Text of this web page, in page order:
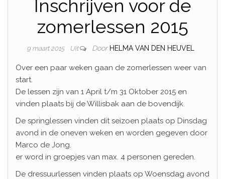
Inschrijven voor de
zomerlessen 2015
9 maart 2015 Uit Door HELMA VAN DEN HEUVEL
Over een paar weken gaan de zomerlessen weer van
start.
De lessen zijn van 1 April t/m 31 Oktober 2015 en
vinden plaats bij de Willisbak aan de bovendijk.
De springlessen vinden dit seizoen plaats op Dinsdag
avond in de oneven weken en worden gegeven door
Marco de Jong.
er word in groepjes van max. 4 personen gereden.
De dressuurlessen vinden plaats op Woensdag avond